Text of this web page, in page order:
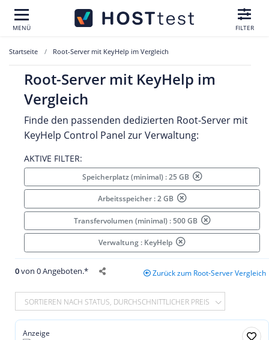
MENÜ FILTER
Startseite Root-Server mit KeyHelp im Vergleich
Root-Server mit KeyHelp im
Vergleich
Finde den passenden dedizierten Root-Server mit
KeyHelp Control Panel zur Verwaltung:
AKTIVE FILTER:
Speicherplatz (minimal) : 25 GB
Arbeitsspeicher : 2 GB
Transfervolumen (minimal) : 500 GB
Verwaltung : KeyHelp
0von 0 Angeboten.* Zurück zum Root-Server Vergleich
SORTIEREN NACH STATUS, DURCHSCHNITTLICHER PREIS
Anzeige